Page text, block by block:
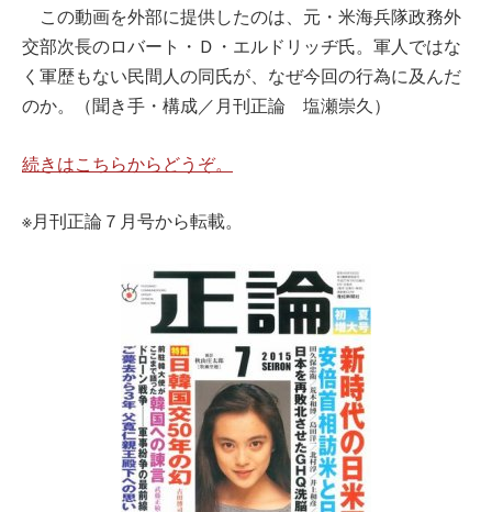
この動画を外部に提供したのは、元・米海兵隊政務外
交部次長のロバート・Ｄ・エルドリッヂ氏。軍人ではな
く軍歴もない民間人の同氏が、なぜ今回の行為に及んだ
のか。（聞き手・構成／月刊正論 塩瀬崇久）
続きはこちらからどうぞ。
※月刊正論７月号から転載。